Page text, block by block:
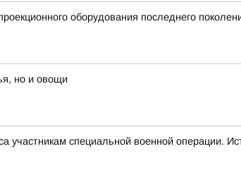
оборудования последнего
но и овощи
специальной военной операции.